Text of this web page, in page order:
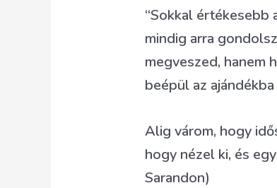
“Sokkal értékesebb
mindig arra
megveszed, hanem
beépül az
Alig várom, hogy
hogy nézel ki, és
Sarandon)